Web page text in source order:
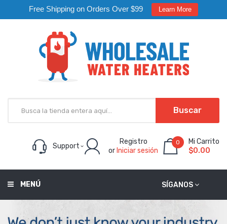
Free Shipping on Orders Over $99 Learn More
Buscar
Support
Registro
or Iniciar sesión
0
Mi Carrito
$0.00
SÍGANOS
MENÚ